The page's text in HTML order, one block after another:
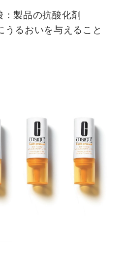
製品の抗酸化剤
るおいを与えること